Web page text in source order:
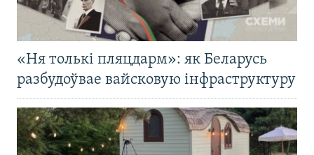
«Ня толькі пляцдарм»: як Беларусь
разбудоўвае вайсковую інфраструктуру